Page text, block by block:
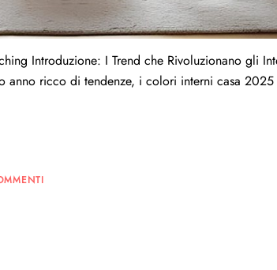
Introduzione: I Trend che Rivoluzionano gli
anno ricco di tendenze, i colori interni casa